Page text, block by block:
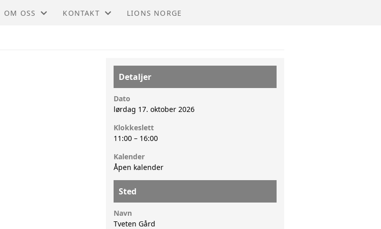
OM OSS KONTAKT LIONS NORGE
Detaljer
Dato
lørdag 17. oktober 2026
Klokkeslett
11:00 – 16:00
Kalender
Åpen kalender
Sted
Navn
Tveten Gård